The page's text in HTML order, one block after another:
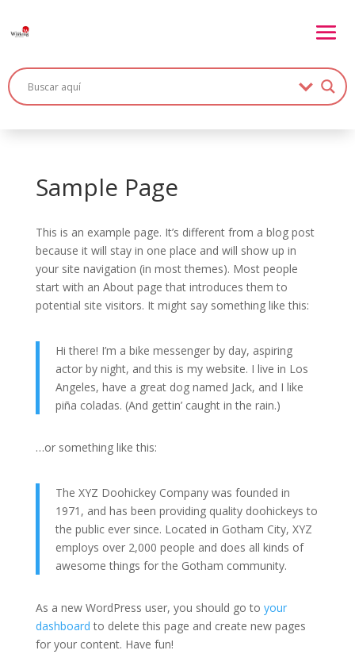
Sample Page
This is an example page. It’s different from a blog post
because it will stay in one place and will show up in
your site navigation (in most themes). Most people
start with an About page that introduces them to
potential site visitors. It might say something like this:
Hi there! I’m a bike messenger by day, aspiring
actor by night, and this is my website. I live in Los
Angeles, have a great dog named Jack, and I like
piña coladas. (And gettin’ caught in the rain.)
…or something like this:
The XYZ Doohickey Company was founded in
1971, and has been providing quality doohickeys to
the public ever since. Located in Gotham City, XYZ
employs over 2,000 people and does all kinds of
awesome things for the Gotham community.
As a new WordPress user, you should go to your
dashboard to delete this page and create new pages
for your content. Have fun!